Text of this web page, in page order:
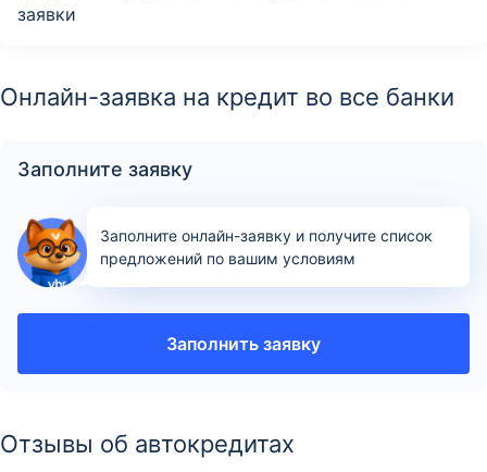
заявки
Онлайн-заявка на кредит во все банки
Заполните заявку
Заполните онлайн-заявку и получите список
предложений по вашим условиям
Заполнить заявку
Отзывы об автокредитах